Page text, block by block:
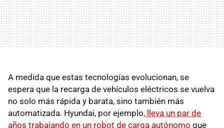
A medida que estas tecnologías evolucionan, se
espera que la recarga de vehículos eléctricos se vuelva
no solo más rápida y barata, sino también más
automatizada. Hyundai, por ejemplo, lleva un par de
años trabajando en un robot de carga autónomo que